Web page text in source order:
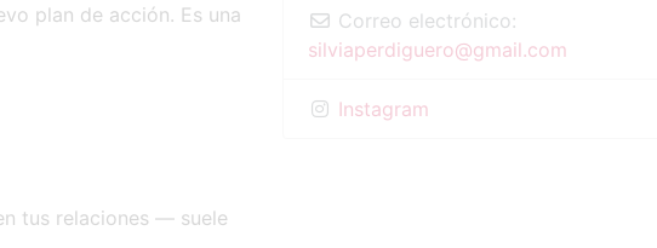
plan de acción. Es una
tus relaciones — suele
Correo electrónico:
silviaperdiguero@gmail.com
Instagram